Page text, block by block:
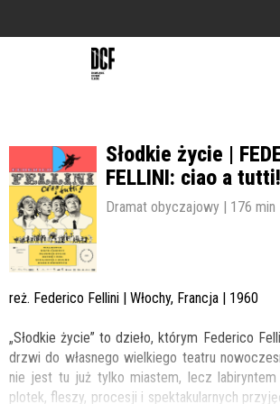
52
Słodkie życie |
FELLINI: ciao a tutti!
Dramat obyczajowy | 176 min
reż. Federico Fellini | Włochy, Francja | 1960
„Słodkie życie” to dzieło, którym Federico
drzwi do własnego wielkiego teatru
nie jest tu już tylko miastem, lecz labiryntem
plotek, fleszy, procesji i spektakularnych